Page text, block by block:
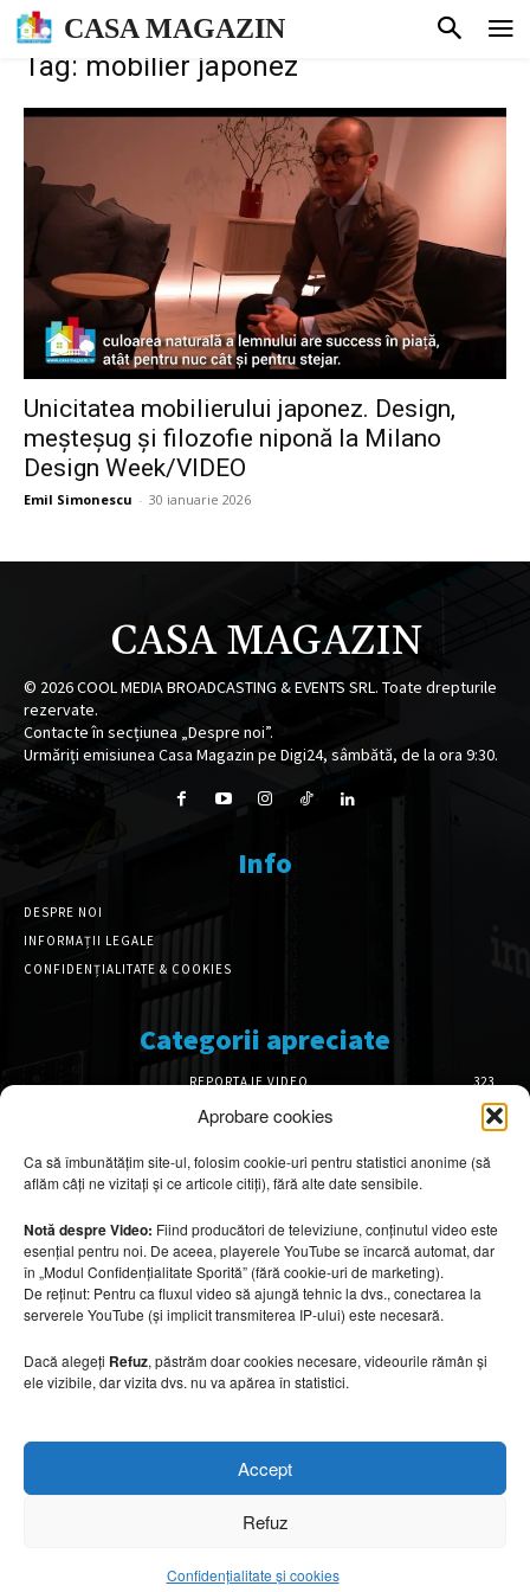
Aprobare cookies
Ca să îmbunătățim site-ul, folosim cookie-uri pentru statistici anonime (să
aflăm câți ne vizitați și ce articole citiți), fără alte date sensibile.
Notă despre Video: Fiind producători de televiziune, conținutul video este
esențial pentru noi. De aceea, playerele YouTube se încarcă automat, dar
în „Modul Confidențialitate Sporită” (fără cookie-uri de marketing).
De reținut: Pentru ca fluxul video să ajungă tehnic la dvs., conectarea la
serverele YouTube (și implicit transmiterea IP-ului) este necesară.
Dacă alegeți Refuz, păstrăm doar cookies necesare, videourile rămân și
ele vizibile, dar vizita dvs. nu va apărea în statistici.
Accept
Refuz
Confidențialitate și cookies
CASA MAGAZIN
Tag: mobilier japonez
Unicitatea mobilierului japonez. Design,
meșteșug și filozofie niponă la Milano
Design Week/VIDEO
Emil Simonescu - 30 ianuarie 2026
CASA MAGAZIN
© 2026COOL MEDIA BROADCASTING & EVENTS SRL. Toate drepturile
rezervate.
Contacte în secțiunea „Despre noi”.
Urmăriți emisiunea Casa Magazin pe Digi24, sâmbătă, de la ora 9:30.
Info
DESPRE NOI
INFORMAȚII LEGALE
CONFIDENȚIALITATE & COOKIES
Categorii apreciate
REPORTAJE VIDEO
323
AMENAJĂRI INTERIOARE
126
DESIGN INTERIOR
64
ARHITECTURĂ & DESIGN
OPINII & ANALIZE
43
Articole recomandate
Cele mai impresionante cabane moderne
7 august 2026
Ouse Valley Viaduct, construcția care
7 august 2026